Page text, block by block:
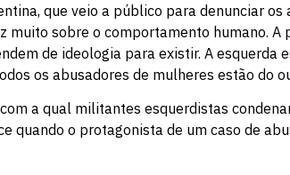
que veio a público para denunciar
muito sobre o comportamento humano. A
de ideologia para existir. A esquerda
os abusadores de mulheres estão do
a qual militantes esquerdistas
quando o protagonista de um caso de